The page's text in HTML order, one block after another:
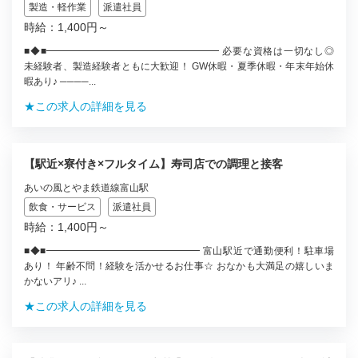
製造・軽作業 派遣社員
時給：1,400円～
■◆■━━━━━━━━━━━━━━━━━━ 必要な資格は一切なし◎
未経験者、製造経験者ともに大歓迎！ GW休暇・夏季休暇・年末年始休
暇あり♪ ────...
★この求人の詳細を見る
【駅近×寮付き×フルタイム】寿司店での調理と接客
あいの風とやま鉄道線富山駅
飲食・サービス
派遣社員
時給：1,400円～
■◆■━━━━━━━━━━━━━━━━ 富山駅近で通勤便利！駐車場
あり！ 年齢不問！経験を活かせるお仕事☆ おなかも大満足の嬉しいま
かないアリ♪ ...
★この求人の詳細を見る